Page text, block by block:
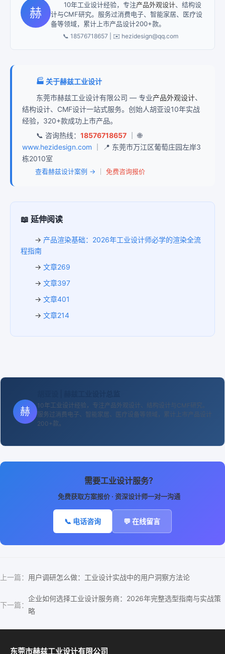
赫
10年工业设计经验，专注产品外观设计、结构设
计与CMF研究。服务过消费电子、智能家居、医疗设
备等领域，累计上市产品设计200+款。
📞 18576718657 | ✉️ hezidesign@qq.com
🏭 关于赫兹工业设计
东莞市赫兹工业设计有限公司 — 专业产品外观设计、
结构设计、CMF设计一站式服务。创始人胡亚设10年实战
经验，320+款成功上市产品。
📞 咨询热线： 18576718657 ｜ 🌐
www.hezidesign.com ｜ 📍 东莞市万江区葡萄庄园左岸3
栋2010室
查看赫兹设计案例 → 免费咨询报价
📖 延伸阅读
→ 产品渲染基础：2026年工业设计师必学的渲染全流
程指南
→ 文章269
→ 文章397
→ 文章401
→ 文章214
赫
10年工业设计经验，专注产品外观设计、结构设计与CMF研究。
服务过消费电子、智能家居、医疗设备等领域，累计上市产品设计
200+款。
需要工业设计服务？
免费获取方案报价 · 资深设计师一对一沟通
📞 电话咨询 💬 在线留言
上一篇： 用户调研怎么做：工业设计实战中的用户洞察方法论
下一篇：
企业如何选择工业设计服务商：2026年完整选型指南与实战策
略
东莞市赫兹工业设计有限公司